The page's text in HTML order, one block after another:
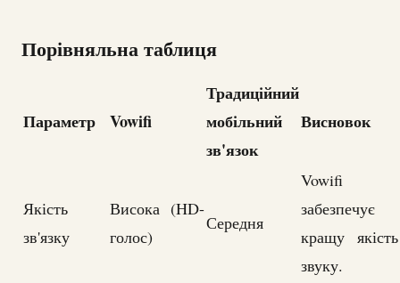
Порівняльна таблиця
Параметр Vowifi
Традиційний
мобільний
зв'язок
Висновок
Якість
зв'язку
Висока (HD-
голос)
Середня
Vowifi
забезпечує
кращу якість
звуку.